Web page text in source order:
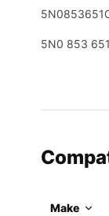
5N0 853
Make